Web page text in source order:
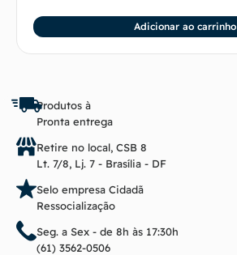
Adicionar ao carrinho
Produtos à
Pronta entrega
Retire no local, CSB 8
Lt. 7/8, Lj. 7 - Brasília - DF
Selo empresa Cidadã
Ressocialização
Seg. a Sex - de 8h às 17:30h
(61) 3562-0506